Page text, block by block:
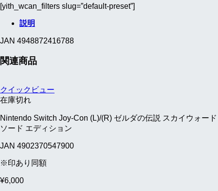
[yith_wcan_filters slug=”default-preset”]
説明
JAN 4948872416788
関連商品
クイックビュー
在庫切れ
Nintendo Switch Joy-Con (L)/(R) ゼルダの伝説 スカイウォード
ソード エディション
JAN 4902370547900
※印あり同額
¥6,000